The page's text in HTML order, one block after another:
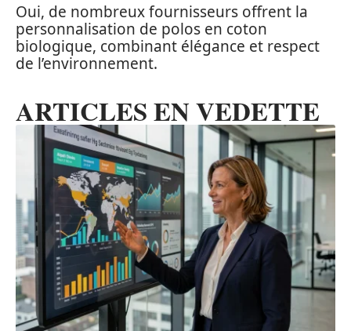
Oui, de nombreux fournisseurs offrent la
personnalisation de polos en coton
biologique, combinant élégance et respect
de l’environnement.
ARTICLES EN VEDETTE